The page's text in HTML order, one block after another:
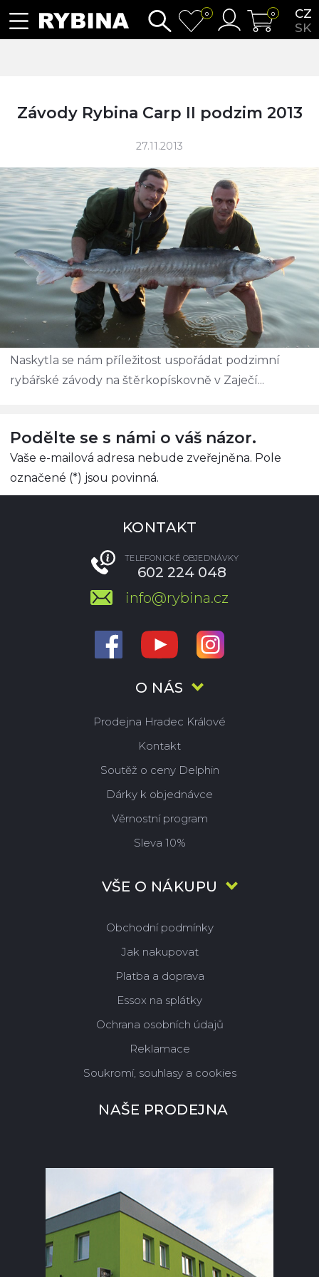
CZ
SK
0 0
Závody Rybina Carp II podzim 2013
27.11.2013
Naskytla se nám příležitost uspořádat podzimní
rybářské závody na štěrkopískovně v Zaječí...
Podělte se s námi o váš názor.
Vaše e-mailová adresa nebude zveřejněna. Pole
označené (*) jsou povinná.
O NÁS
Prodejna Hradec Králové
Kontakt
Soutěž o ceny Delphin
Dárky k objednávce
Věrnostní program
Sleva 10%
VŠE O NÁKUPU
Obchodní podmínky
Jak nakupovat
Platba a doprava
Essox na splátky
Ochrana osobních údajů
Reklamace
Soukromí, souhlasy a cookies
KONTAKT
TELEFONICKÉ OBJEDNÁVKY
602 224 048
info@rybina.cz
NAŠE PRODEJNA